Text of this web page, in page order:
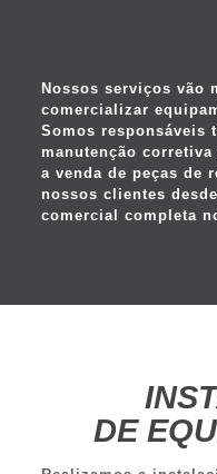
Nossos serviços vão
comercializar
Somos responsáveis
manutenção
a venda de peças de
nossos clientes
comercial completa
DE